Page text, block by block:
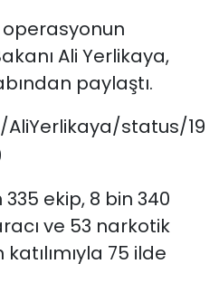
operasyonun
Ali Yerlikaya,
paylaştı.
status/19
ekip, 8 bin 340
ve 53 narkotik
75 ilde